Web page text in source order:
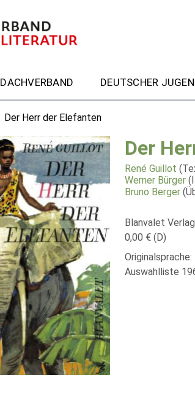
DACHVERBAND DEUTSCHER
Der Herr der Elefanten
Der
René Guillot
Werner Bürger
Bruno Berger
Blanvalet Verlag
0,00 € (D)
Auswahlliste